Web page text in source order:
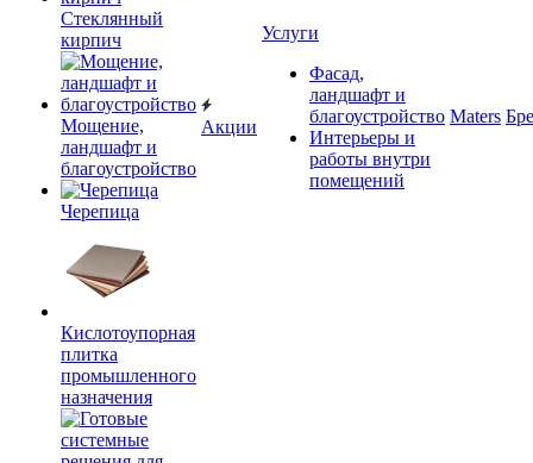
Cтеклянный
кирпич
Мощение,
ландшафт и
благоустройство
Черепица
Кислотоупорная
плитка
промышленного
назначения
Акции
Услуги
Фасад,
ландшафт и
благоустройство
Интерьеры и
работы внутри
помещений
Maters